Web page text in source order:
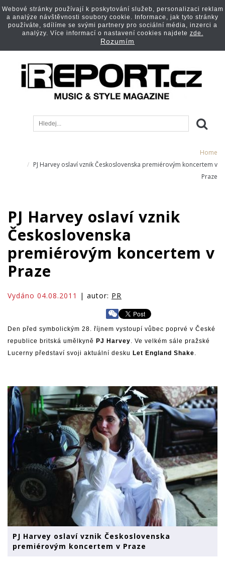
Home
PJ Harvey oslaví vznik Československa premiérovým koncertem v
Praze
PJ Harvey oslaví vznik
Československa
premiérovým koncertem v
Praze
Vydáno 04.08.2011 | autor: PR
Den před symbolickým 28. říjnem vystoupí vůbec poprvé v České
republice britská umělkyně PJ Harvey. Ve velkém sále pražské
Lucerny představí svoji aktuální desku Let England Shake.
PJ Harvey oslaví vznik Československa
premiérovým koncertem v Praze
Webové stránky používají k poskytování služeb, personalizaci reklam
a analýze návštěvnosti soubory cookie. Informace, jak tyto stránky
používáte, sdílíme se svými partnery pro sociální média, inzerci a
analýzy. Více informací o nastavení cookies najdete zde.
Rozumím